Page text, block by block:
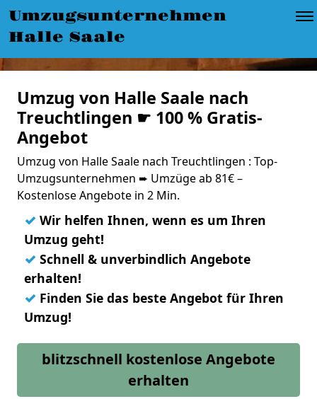
Umzugsunternehmen
Halle Saale
Umzug von Halle Saale nach
Treuchtlingen ☛ 100 % Gratis-
Angebot
Umzug von Halle Saale nach Treuchtlingen : Top-
Umzugsunternehmen ➨ Umzüge ab 81€ –
Kostenlose Angebote in 2 Min.
✓ Wir helfen Ihnen, wenn es um Ihren
Umzug geht!
✓ Schnell & unverbindlich Angebote
erhalten!
✓ Finden Sie das beste Angebot für Ihren
Umzug!
blitzschnell kostenlose Angebote
erhalten